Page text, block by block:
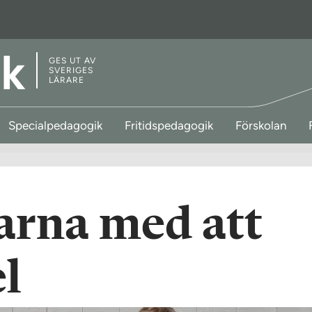
GES UT AV
SVERIGES
LÄRARE
Specialpedagogik Fritidspedagogik Förskolan
med att